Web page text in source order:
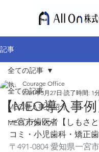
記事
全ての記事
MEO導入事例紹介
MEOノウハウ
全ての記事
【MEO導入事
Courage Office
2021年3月27日 読了時間: 1
一宮市歯医者【しもさ
コミ・小児歯科・矯正
〒491-0804 愛知県一宮